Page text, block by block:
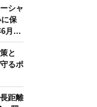
シャ
保
月
と
るポ
距離